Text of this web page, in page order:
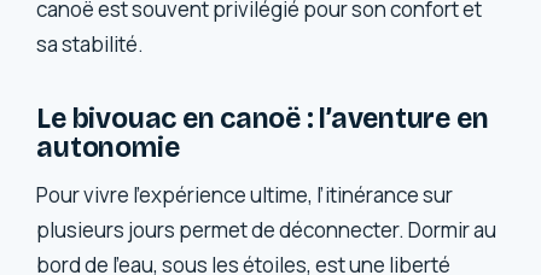
canoë est souvent privilégié pour son confort et
sa stabilité.
Le bivouac en canoë : l’aventure en
autonomie
Pour vivre l’expérience ultime, l’itinérance sur
plusieurs jours permet de déconnecter. Dormir au
bord de l’eau, sous les étoiles, est une liberté